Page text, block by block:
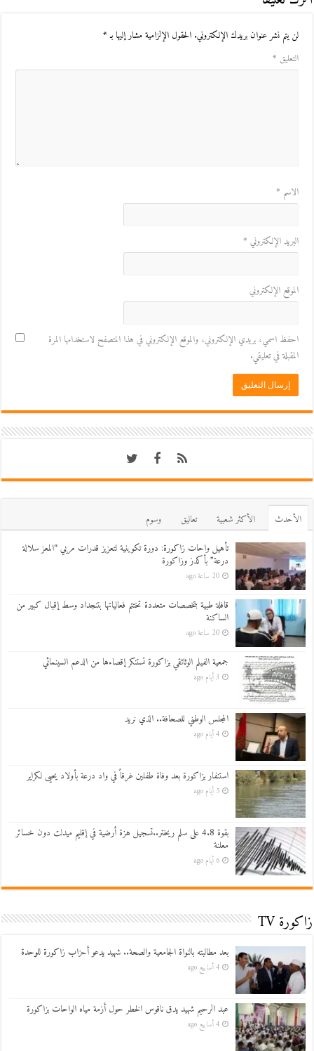
لن يتم نشر عنوان بريدك الإلكتروني. الحقول الإلزامية مشار إليها بـ*
التعليق *
الاسم *
البريد الإلكتروني *
الموقع الإلكتروني
احفظ اسمي، بريدي الإلكتروني، والموقع الإلكتروني في هذا المتصفح لاستخدامها المرة
المقبلة في تعليقي.
اﻷحدث اﻷكثر شعبية تعاليق
وسوم
تأهيل واحات زاكورة: دورة تكوينية لتعزيز قدرات مربي “المعز سلالة
درعة” بأكدز وزاكورة
20 ساعة ago
قافلة طبية بتخصصات متعددة تختتم فعالياتها بتنجداد وسط إقبال كبير من
الساكنة
20 ساعة ago
جمعية الفيلم الوثائقي بزاكورة تستنكر إقصاءها من الدعم السينمائي
3 أيام ago
المجلس الوطني للصحافة.. الذي نريد
4 أيام ago
استنفار بزاكورة بعد وفاة طفلين غرقاً في واد درعة بأولاد يحيى لكراير
5 أيام ago
بقوة 4.8 على سلم ريختر..تسجيل هزة أرضية في إقليم ميدلت دون خسائر
معلنة
6 أيام ago
زاكورة TV
بعد مطالبته بالنواة الجامعية والصحة.. شهيد يدعو أحزاب زاكورة للوحدة
4 أسابيع ago
عبد الرحيم شهيد يدق ناقوس الخطر حول أزمة مياه الواحات بزاكورة
4 أسابيع ago